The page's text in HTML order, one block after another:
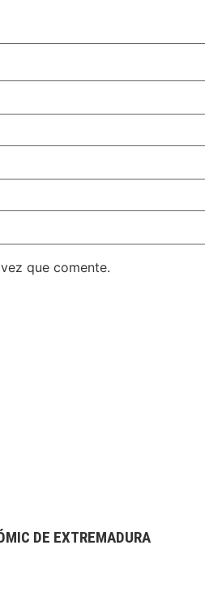
que comente.
DE EXTREMADURA